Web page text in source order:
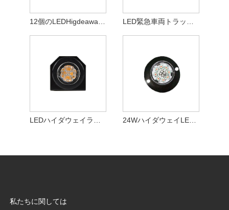
LEDハイダウェイライト 24WハイダウェイLEDストロボ警告灯
私たちに関しては